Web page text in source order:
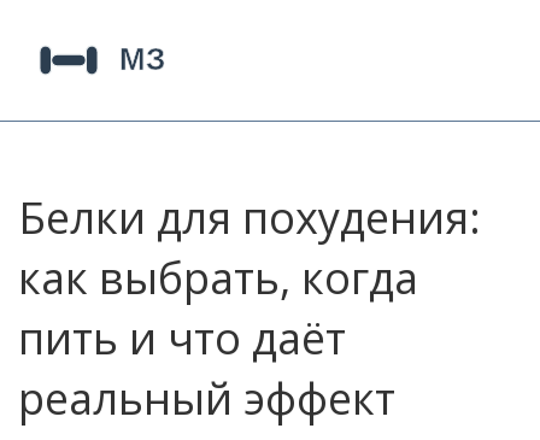
Белки для похудения:
как выбрать, когда
пить и что даёт
реальный эффект